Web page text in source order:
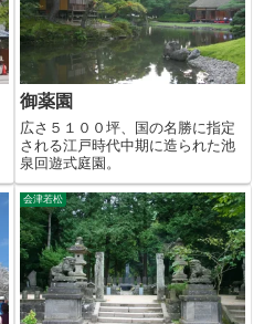
御薬園
広さ５１００坪、国の名勝に指定
される江戸時代中期に造られた池
泉回遊式庭園。
会津若松